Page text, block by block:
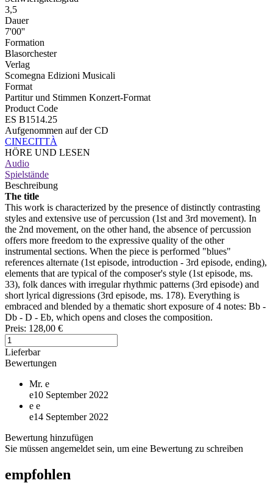
3,5
Dauer
7'00''
Formation
Blasorchester
Verlag
Scomegna Edizioni Musicali
Format
Partitur und Stimmen Konzert-Format
Product Code
ES B1514.25
Aufgenommen auf der CD
CINECITTÀ
HÖRE UND LESEN
Audio
Spielstände
Beschreibung
The title
This work is characterized by the presence of distinctly contrasting
styles and extensive use of percussion (1st and 3rd movement). In
the 2nd movement, on the other hand, the absence of percussion
offers more freedom to the expressive quality of the other
instrumental sections. When the piece is performed "blues"
references alternate (1st episode, introduction - 3rd episode, ending),
elements that are typical of the composer's style (1st episode, ms.
33), folk dances with irregular rhythmic patterns (3rd episode) and
short lyrical digressions (3rd episode, ms. 178). Everything is
embraced and blended by a thematic short exposure of 4 notes: Bb -
Db - D - Eb, which opens and closes the composition.
Preis: 128,00 €
Lieferbar
Bewertungen
Mr. e
e10 September 2022
e e
e14 September 2022
Bewertung hinzufügen
Sie müssen angemeldet sein, um eine Bewertung zu schreiben
empfohlen